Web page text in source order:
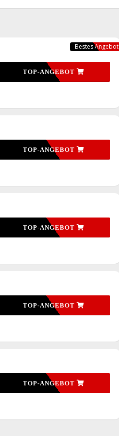
TOP-ANGEBOT
Bestes Angebot
TOP-ANGEBOT
TOP-ANGEBOT
TOP-ANGEBOT
TOP-ANGEBOT